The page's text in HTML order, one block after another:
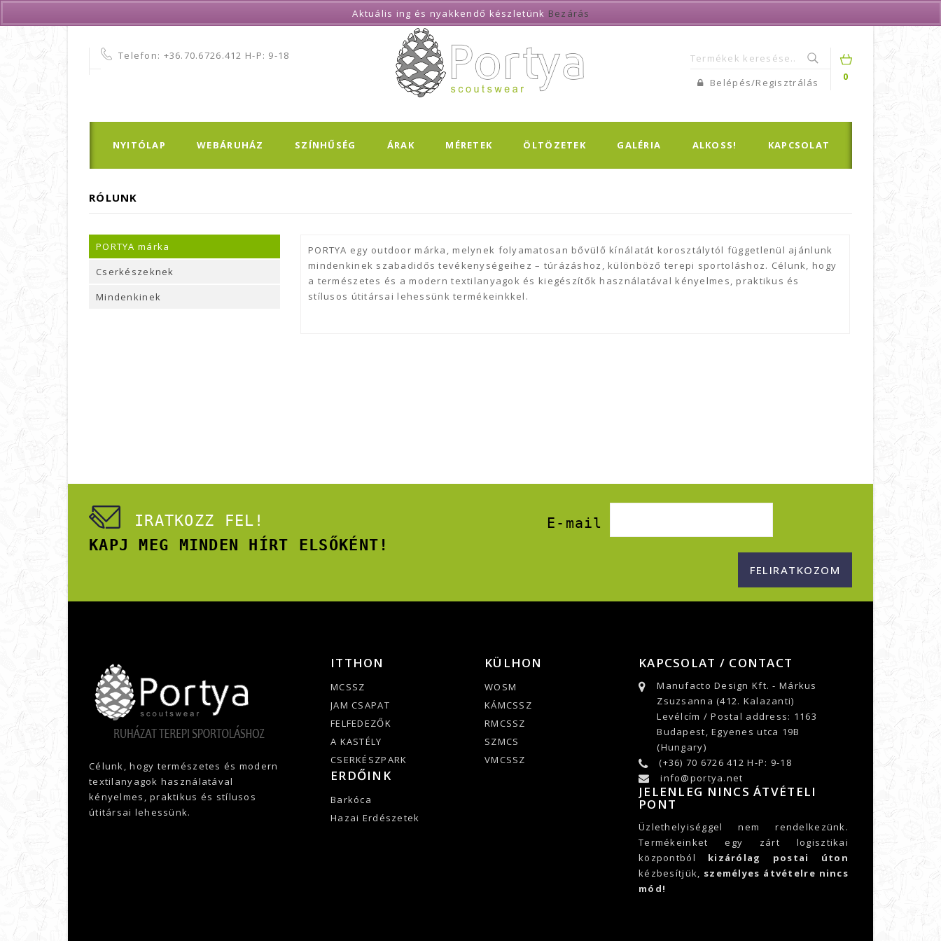
Telefon: +36.70.6726.412 H-P: 9-18
0
Belépés/Regisztrálás
NYITÓLAP WEBÁRUHÁZ SZÍNHŰSÉG ÁRAK MÉRETEK ÖLTÖZETEK GALÉRIA ALKOSS! KAPCSOLAT
RÓLUNK
PORTYA márka
Cserkészeknek
Mindenkinek
PORTYA egy outdoor márka, melynek folyamatosan bővülő kínálatát korosztálytól függetlenül ajánlunk
mindenkinek szabadidős tevékenységeihez – túrázáshoz, különböző terepi sportoláshoz. Célunk, hogy
a természetes és a modern textilanyagok és kiegészítők használatával kényelmes, praktikus és
stílusos útitársai lehessünk termékeinkkel.
IRATKOZZ FEL!
KAPJ MEG MINDEN HÍRT ELSŐKÉNT!
E-mail
Célunk, hogy természetes és modern
textilanyagok használatával
kényelmes, praktikus és stílusos
útitársai lehessünk.
ITTHON
MCSSZ
JAM CSAPAT
FELFEDEZŐK
A KASTÉLY
CSERKÉSZPARK
ERDŐINK
Barkóca
Hazai Erdészetek
KÜLHON
WOSM
KÁMCSSZ
RMCSSZ
SZMCS
VMCSSZ
KAPCSOLAT / CONTACT
Manufacto Design Kft. - Márkus
Zsuzsanna (412. Kalazanti)
Levélcím / Postal address: 1163
Budapest, Egyenes utca 19B
(Hungary)
(+36) 70 6726 412 H-P: 9-18
info@portya.net
JELENLEG NINCS ÁTVÉTELI
PONT
Üzlethelyiséggel nem rendelkezünk.
Termékeinket egy zárt logisztikai
központból kizárólag postai úton
kézbesítjük, személyes átvételre nincs
mód!
Aktuális ing és nyakkendő készletünk Bezárás